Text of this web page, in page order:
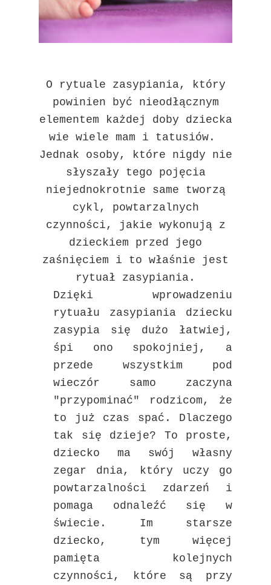
O rytuale zasypiania, który
powinien być nieodłącznym
elementem każdej doby dziecka
wie wiele mam i tatusiów.
Jednak osoby, które nigdy nie
słyszały tego pojęcia
niejednokrotnie same tworzą
cykl, powtarzalnych
czynności, jakie wykonują z
dzieckiem przed jego
zaśnięciem i to właśnie jest
rytuał zasypiania .
Dzięki wprowadzeniu
rytuału zasypiania dziecku
zasypia się dużo łatwiej,
śpi ono spokojniej, a
przede wszystkim pod
wieczór samo zaczyna
"przypominać" rodzicom, że
to już czas spać. Dlaczego
tak się dzieje? To proste,
dziecko ma swój własny
zegar dnia, który uczy go
powtarzalności zdarzeń i
pomaga odnaleźć się w
świecie. Im starsze
dziecko, tym więcej
pamięta kolejnych
czynności, które są przy